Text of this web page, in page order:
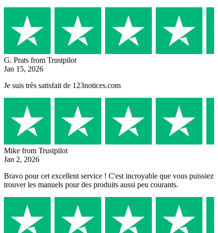
G. Prats from Trustpilot
Jan 15, 2026
Je suis très satisfait de 123notices.com
Mike from Trustpilot
Jan 2, 2026
Bravo pour cet excellent service ! C'est incroyable que vous puissiez
trouver les manuels pour des produits aussi peu courants.